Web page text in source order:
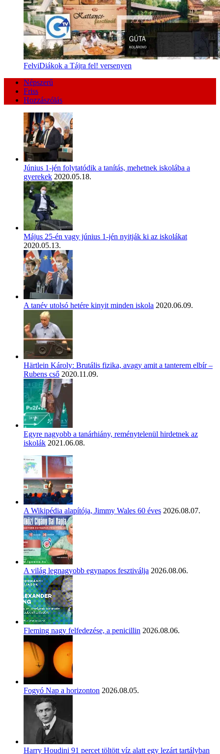
FelviDiákok a Tájra fel! versenyen
Népszerű
Friss
Hozzászólás
Június 1-jén folytatódik a tanítás, mehetnek iskolába a
gyerekek 2020.05.18.
Május 25-én vagy június 1-jén nyitják ki az iskolákat
2020.05.13.
A tanév utolsó hetére kinyit minden iskola 2020.06.09.
Härtlein Károly: Brutális fizika, avagy amit a tanterem elbír –
Rubens cső 2020.11.09.
Egyre nagyobb a tanárhiány, reménytelenül hirdetnek az
iskolák 2021.06.08.
A Wikipédia alapítója, Jimmy Wales 60 éves 2026.08.07.
A világ legnagyobb egynapos fesztiválja 2026.08.06.
Fleming nagy felfedezése, a penicillin 2026.08.06.
Fogyó Nap a horizonton 2026.08.05.
Harry Houdini 91 percet töltött víz alatt egy lezárt tartályban